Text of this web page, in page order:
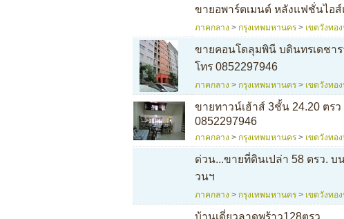
ขายอพาร์ตเมนต์ หลังแฟชั่นไอ
ภาคกลาง > กรุงเทพมหานคร > เขตวังทอ
ขายคอนโดลุมพินี บดินทรเดชา
โทร 0852297946
ภาคกลาง > กรุงเทพมหานคร > เขตวังทอ
ขายทาวน์เฮ้าส์ 3ชั้น 24.20 ตร
0852297946
ภาคกลาง > กรุงเทพมหานคร > เขตวังทอ
ด่วน...ขายที่ดินเปล่า 58 ตรว.
วนฯ
ภาคกลาง > กรุงเทพมหานคร > เขตวังทอ